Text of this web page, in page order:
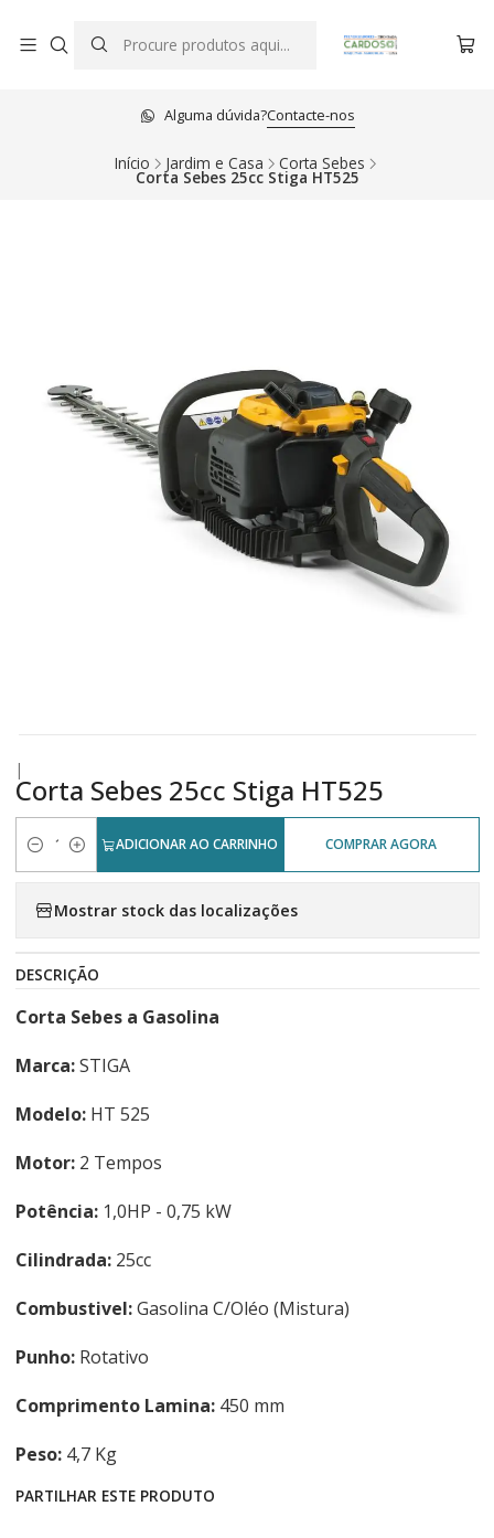
Alguma dúvida?Contacte-nos
Início Jardim e Casa Corta Sebes
Corta Sebes 25cc Stiga HT525
|
Corta Sebes 25cc Stiga HT525
Quantidade
ADICIONAR AO CARRINHO COMPRAR AGORA
Mostrar stock das localizações
DESCRIÇÃO
Corta Sebes a Gasolina
Marca:STIGA
Modelo:HT 525
Motor:2 Tempos
Potência:1,0HP - 0,75 kW
Cilindrada:25cc
Combustivel:Gasolina C/Oléo (Mistura)
Punho:Rotativo
Comprimento Lamina:450 mm
Peso:4,7 Kg
PARTILHAR ESTE PRODUTO